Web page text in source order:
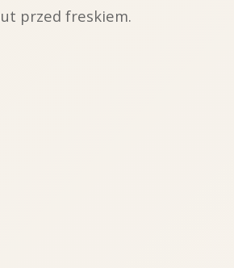
przed freskiem.